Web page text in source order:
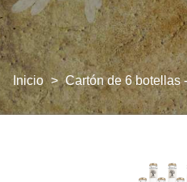
Inicio Cartón de 6 botellas